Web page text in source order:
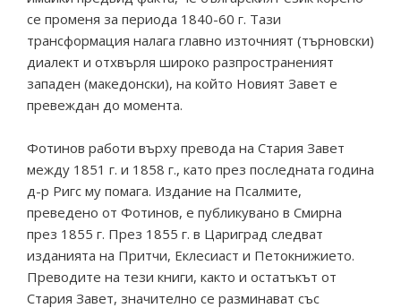
се променя за периода 1840-60 г. Тази
трансформация налага главно източният (търновски)
диалект и отхвърля широко разпространеният
западен (македонски), на който Новият Завет е
превеждан до момента.
Фотинов работи върху превода на Стария Завет
между 1851 г. и 1858 г., като през последната година
д-р Ригс му помага. Издание на Псалмите,
преведено от Фотинов, е публикувано в Смирна
през 1855 г. През 1855 г. в Цариград следват
изданията на Притчи, Еклесиаст и Петокнижието.
Преводите на тези книги, както и остатъкът от
Стария Завет, значително се разминават със